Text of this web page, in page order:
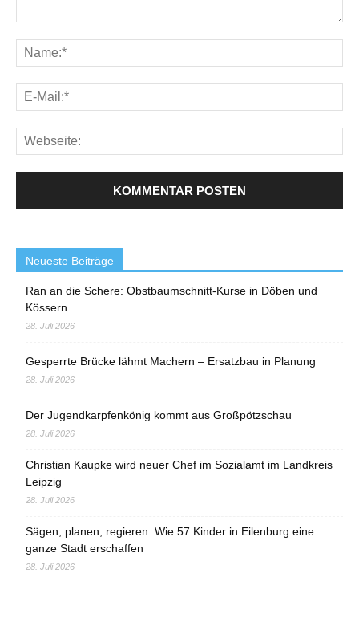
Neueste Beiträge
Ran an die Schere: Obstbaumschnitt-Kurse in Döben und
Kössern
28. Juli 2026
Gesperrte Brücke lähmt Machern – Ersatzbau in Planung
28. Juli 2026
Der Jugendkarpfenkönig kommt aus Großpötzschau
28. Juli 2026
Christian Kaupke wird neuer Chef im Sozialamt im Landkreis
Leipzig
28. Juli 2026
Sägen, planen, regieren: Wie 57 Kinder in Eilenburg eine
ganze Stadt erschaffen
28. Juli 2026